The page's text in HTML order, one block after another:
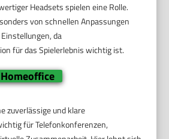
Headsets spielen eine Rolle.
von schnellen Anpassungen
da
für das Spielerlebnis wichtig ist.
zuverlässige und klare
für Telefonkonferenzen,